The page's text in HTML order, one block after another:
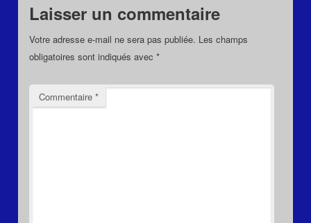
Laisser un commentaire
Votre adresse e-mail ne sera pas publiée. Les champs
obligatoires sont indiqués avec*
Commentaire*